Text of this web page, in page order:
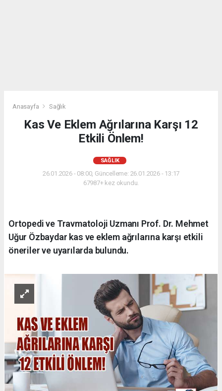
Anasayfa Sağlık
Kas Ve Eklem Ağrılarına Karşı 12
Etkili Önlem!
SAĞLIK
26.01.2026 - 08:00, Güncelleme: 26.01.2026 - 13:17
67987+ kez okundu.
Ortopedi ve Travmatoloji Uzmanı Prof. Dr. Mehmet
Uğur Özbaydar kas ve eklem ağrılarına karşı etkili
öneriler ve uyarılarda bulundu.